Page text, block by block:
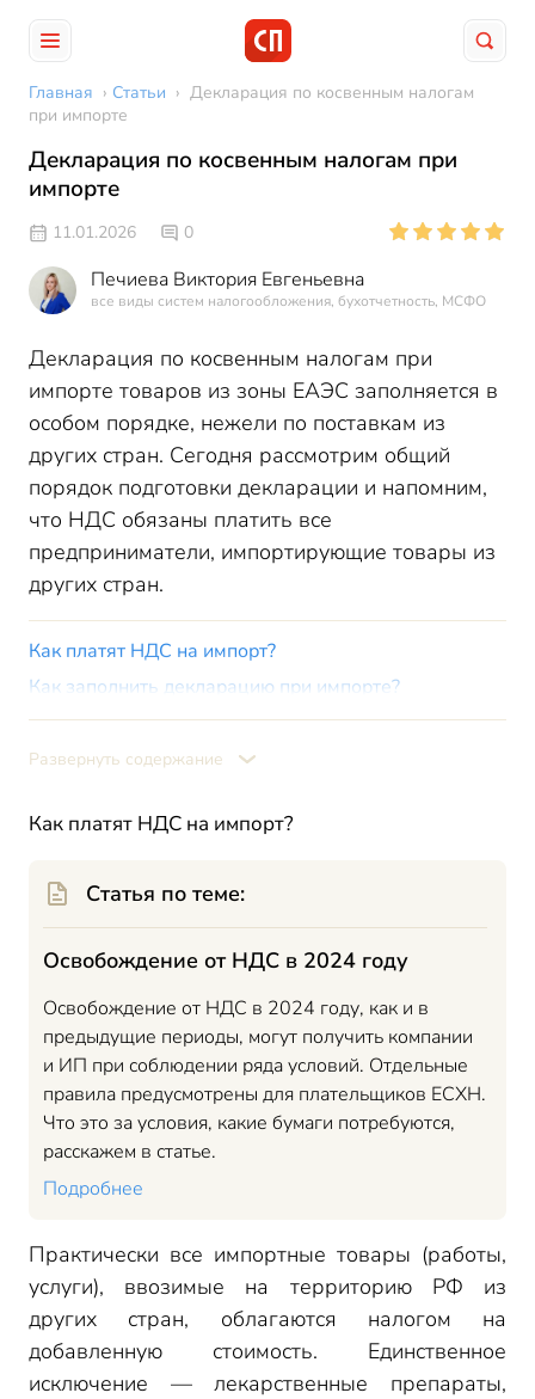
Главная › Статьи › Декларация по косвенным налогам
при импорте
Декларация по косвенным налогам при
импорте
11.01.2026 0
Печиева Виктория Евгеньевна
все виды систем налогообложения, бухотчетность, МСФО
Декларация по косвенным налогам при
импорте товаров из зоны ЕАЭС заполняется в
особом порядке, нежели по поставкам из
других стран. Сегодня рассмотрим общий
порядок подготовки декларации и напомним,
что НДС обязаны платить все
предприниматели, импортирующие товары из
других стран.
Как платят НДС на импорт?
Как заполнить декларацию при импорте?
Титульный лист
Раздел 1
Итоги
Развернуть содержание
Как платят НДС на импорт?
Статья по теме:
Освобождение от НДС в 2024 году
Освобождение от НДС в 2024 году, как и в
предыдущие периоды, могут получить компании
и ИП при соблюдении ряда условий. Отдельные
правила предусмотрены для плательщиков ЕСХН.
Что это за условия, какие бумаги потребуются,
расскажем в статье.
Подробнее
Практически все импортные товары (работы,
услуги), ввозимые на территорию РФ из
других стран, облагаются налогом на
добавленную стоимость. Единственное
исключение — лекарственные препараты,